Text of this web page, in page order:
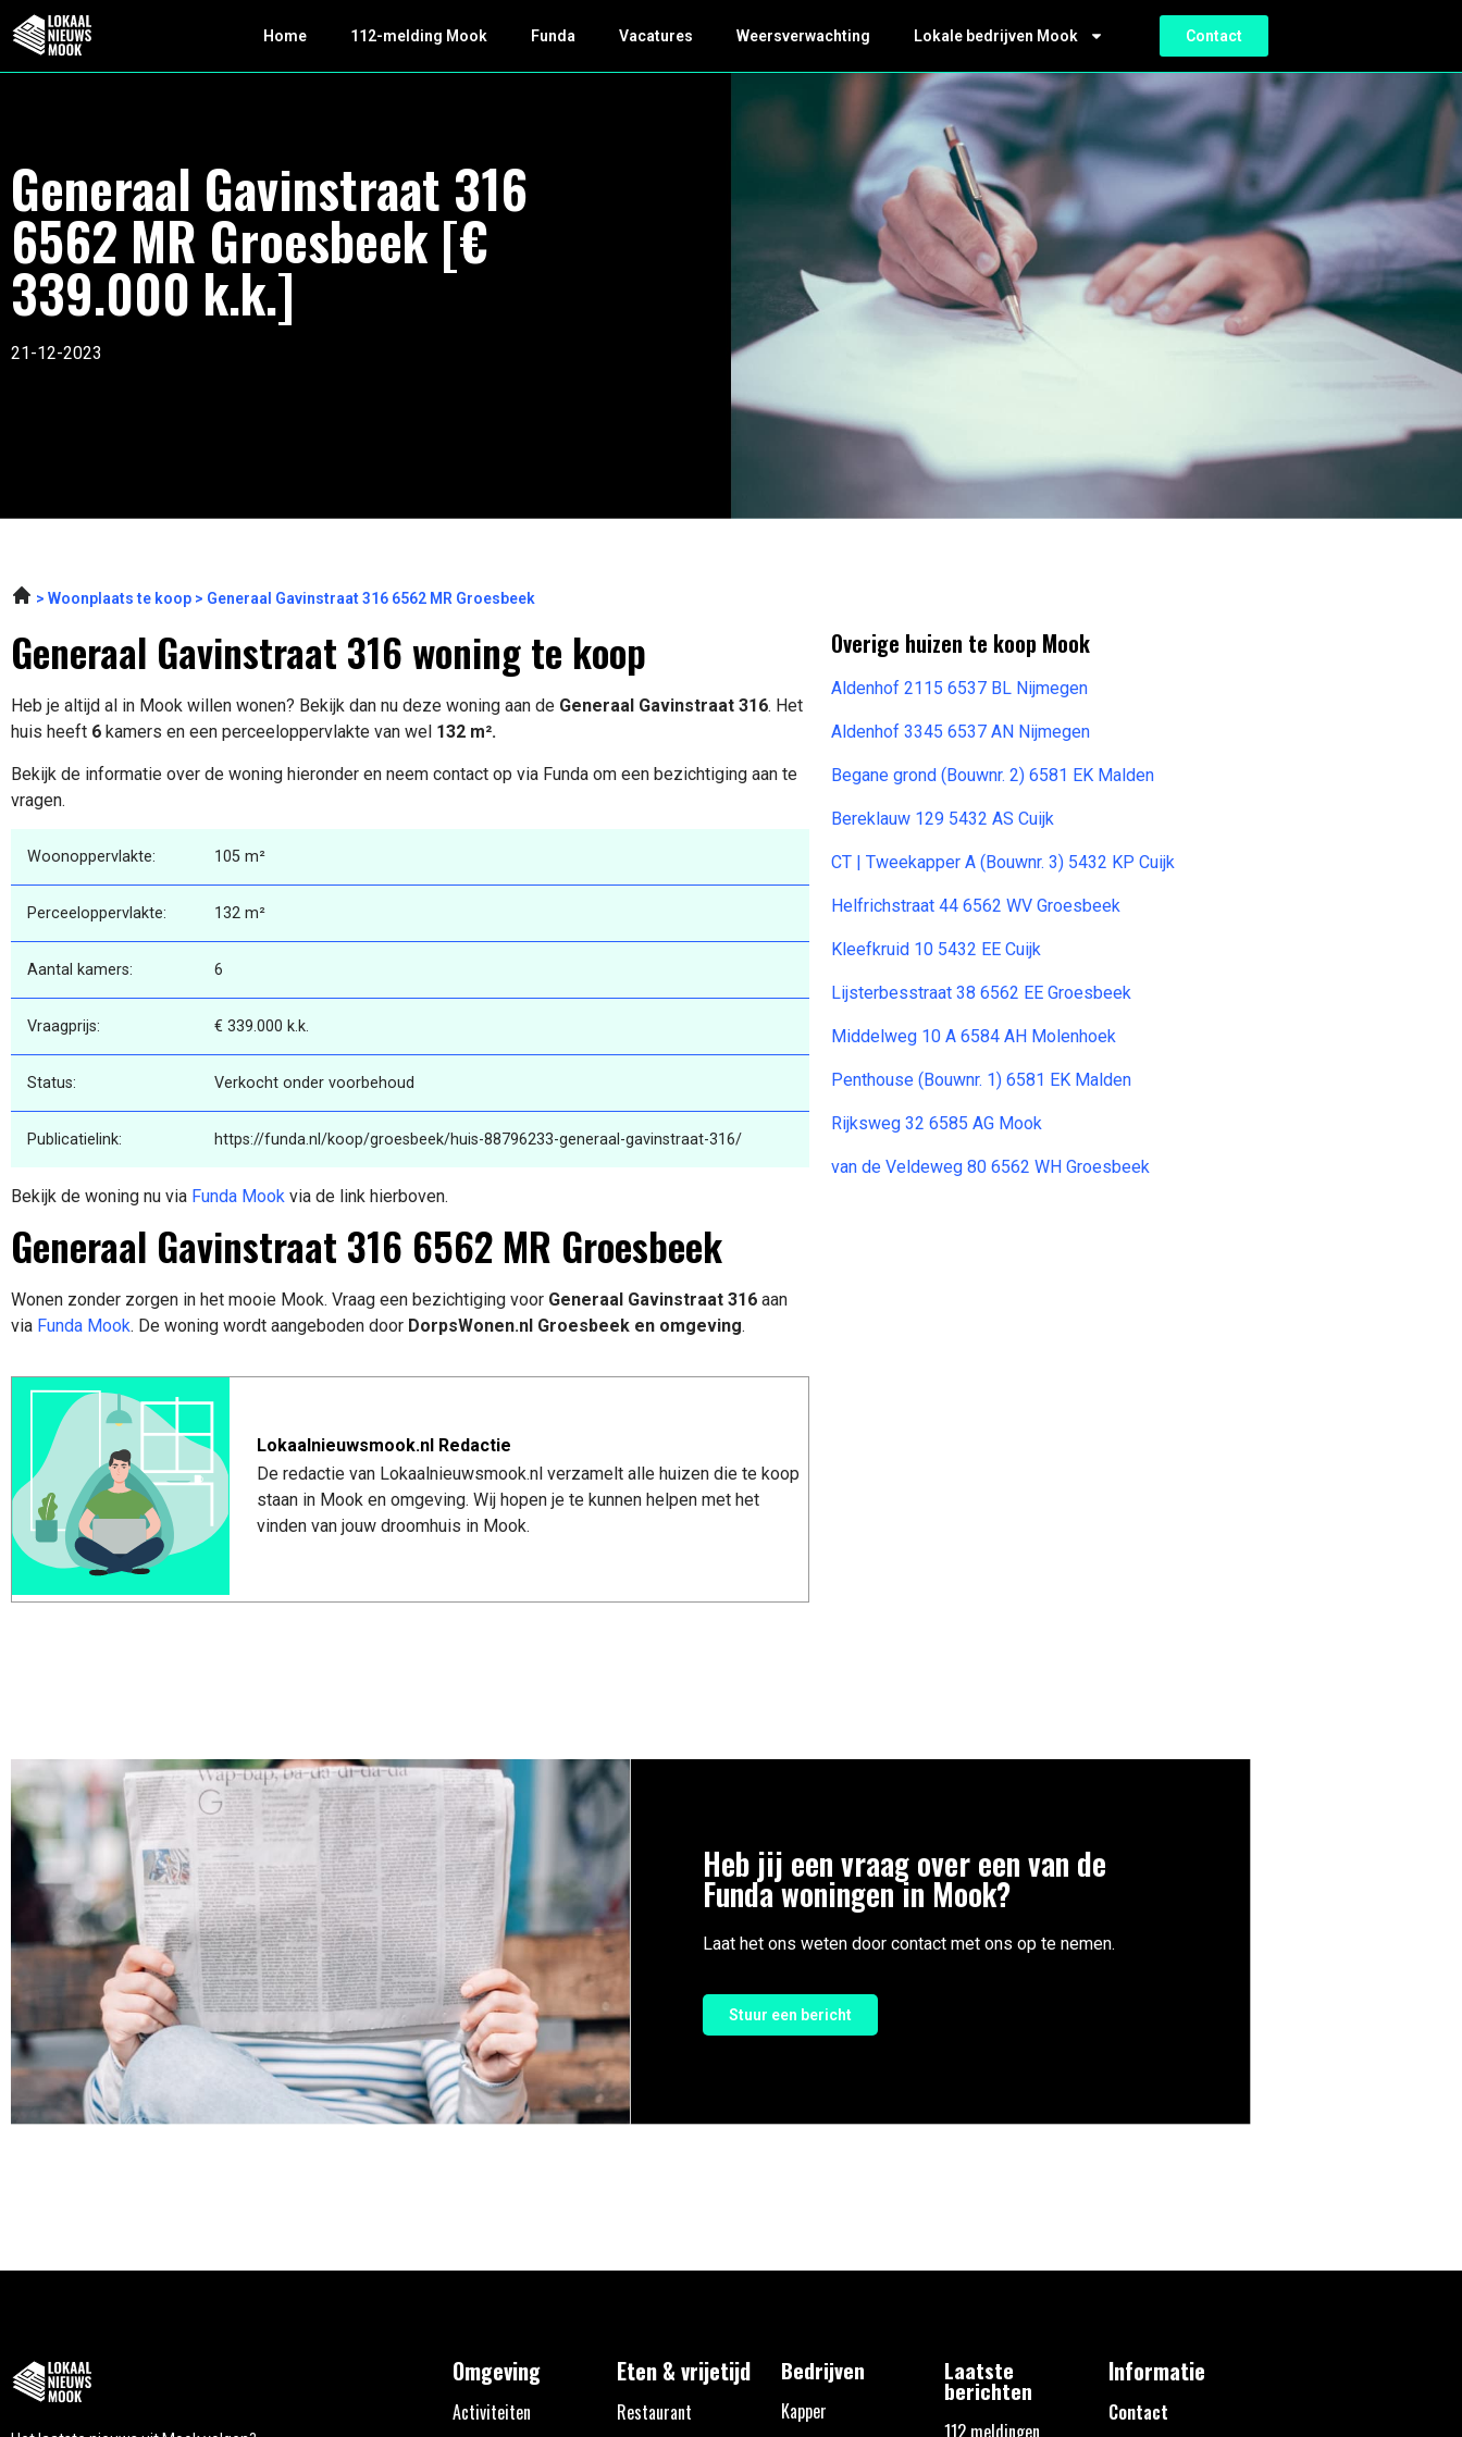
Home 112-melding Mook Funda Vacatures Weersverwachting Lokale bedrijven Mook Contact
Generaal Gavinstraat 316
6562 MR Groesbeek [€
339.000 k.k.]
21-12-2023
Woonplaats te koop Generaal Gavinstraat 316 6562 MR Groesbeek
Generaal Gavinstraat 316 woning te koop
Heb je altijd al in Mook willen wonen? Bekijk dan nu deze woning aan de Generaal Gavinstraat 316. Het
huis heeft 6 kamers en een perceeloppervlakte van wel 132 m².
Bekijk de informatie over de woning hieronder en neem contact op via Funda om een bezichtiging aan te
vragen.
Woonoppervlakte: 105 m²
Perceeloppervlakte: 132 m²
Aantal kamers: 6
Vraagprijs: € 339.000 k.k.
Status: Verkocht onder voorbehoud
Publicatielink: https://funda.nl/koop/groesbeek/huis-88796233-generaal-gavinstraat-316/
Bekijk de woning nu via Funda Mook via de link hierboven.
Generaal Gavinstraat 316 6562 MR Groesbeek
Wonen zonder zorgen in het mooie Mook. Vraag een bezichtiging voor Generaal Gavinstraat 316 aan
via Funda Mook. De woning wordt aangeboden door DorpsWonen.nl Groesbeek en omgeving.
Lokaalnieuwsmook.nl Redactie
De redactie van Lokaalnieuwsmook.nl verzamelt alle huizen die te koop
staan in Mook en omgeving. Wij hopen je te kunnen helpen met het
vinden van jouw droomhuis in Mook.
Overige huizen te koop Mook
Aldenhof 2115 6537 BL Nijmegen
Aldenhof 3345 6537 AN Nijmegen
Begane grond (Bouwnr. 2) 6581 EK Malden
Bereklauw 129 5432 AS Cuijk
CT | Tweekapper A (Bouwnr. 3) 5432 KP Cuijk
Helfrichstraat 44 6562 WV Groesbeek
Kleefkruid 10 5432 EE Cuijk
Lijsterbesstraat 38 6562 EE Groesbeek
Middelweg 10 A 6584 AH Molenhoek
Penthouse (Bouwnr. 1) 6581 EK Malden
Rijksweg 32 6585 AG Mook
van de Veldeweg 80 6562 WH Groesbeek
Heb jij een vraag over een van de
Funda woningen in Mook?
Laat het ons weten door contact met ons op te nemen.
Stuur een bericht
Omgeving
Activiteiten
Eten & vrijetijd
Restaurant
Bedrijven
Kapper
Laatste
berichten
Informatie
Contact